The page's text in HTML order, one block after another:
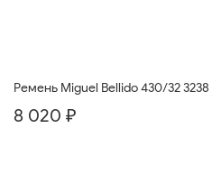
Ремень Miguel Bellido 430/32
8 020 ₽